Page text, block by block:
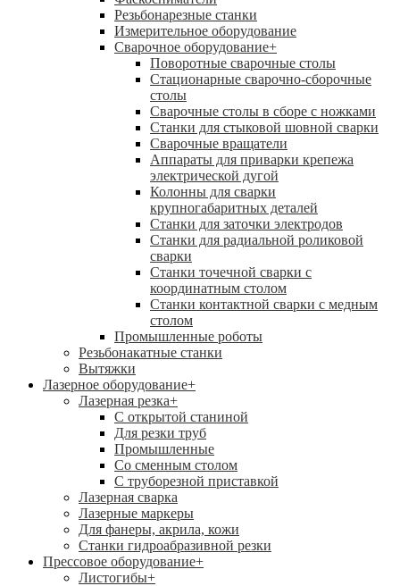
Резьбонарезные станки
Измерительное оборудование
Сварочное оборудование+
Поворотные сварочные столы
Стационарные сварочно-сборочные
столы
Сварочные столы в сборе с ножками
Станки для стыковой шовной сварки
Сварочные вращатели
Аппараты для приварки крепежа
электрической дугой
Колонны для сварки
крупногабаритных деталей
Станки для заточки электродов
Станки для радиальной роликовой
сварки
Станки точечной сварки с
координатным столом
Станки контактной сварки с медным
столом
Промышленные роботы
Резьбонакатные станки
Вытяжки
Лазерное оборудование+
Лазерная резка+
С открытой станиной
Для резки труб
Промышленные
Со сменным столом
С труборезной приставкой
Лазерная сварка
Лазерные маркеры
Для фанеры, акрила, кожи
Станки гидроабразивной резки
Прессовое оборудование+
Листогибы+